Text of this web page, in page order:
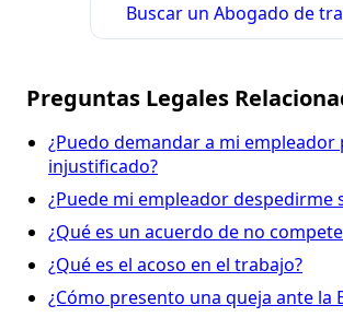
Buscar un Abogado de
Preguntas Legales
¿Puedo demandar a mi empleador
injustificado?
¿Puede mi empleador despedirme
¿Qué es un acuerdo de no
¿Qué es el acoso en el trabajo?
¿Cómo presento una queja ante la